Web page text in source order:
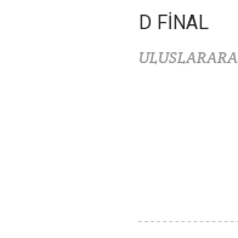
D FİNAL